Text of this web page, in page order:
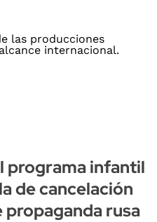
programa infantil
de cancelación
propaganda rusa